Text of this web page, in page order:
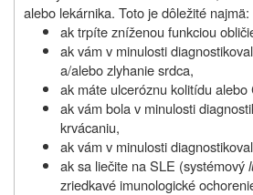
alebo lekárnika. Toto je dôležité najmä:
ak trpíte zníženou funkciou
ak vám v minulosti
a/alebo zlyhanie srdca,
ak máte ulceróznu kolitídu
ak vám bola v minulosti
krvácaniu,
ak vám v minulosti
ak sa liečite na SLE (systémový
zriedkavé imunologické